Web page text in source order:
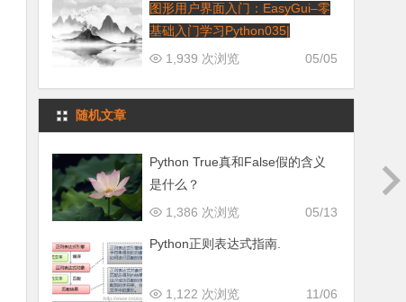
图形用户界面入门：EasyGui–零
基础入门学习Python035|
05/05
1,939 次浏览
随机文章
Python True真和False假的含义
是什么？
05/13
1,386 次浏览
Python正则表达式指南.
11/06
1,122 次浏览